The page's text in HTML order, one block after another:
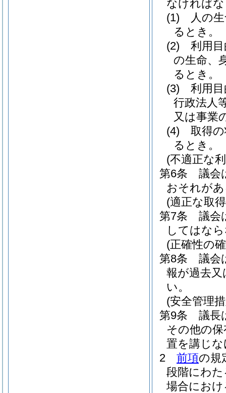
なければ
(1)
人の
るとき。
(2)
利用
の生命、
るとき。
(3)
利用
行政法人
又は事業
(4)
取得
るとき。
(不適正な
第6条
議会
おそれが
(適正な取
第7条
議会
してはな
(正確性の
第8条
議会
報が過去
い。
(安全管理
第9条
議長
その他の
置を講じ
2
前項の規
段階にわ
場合にお